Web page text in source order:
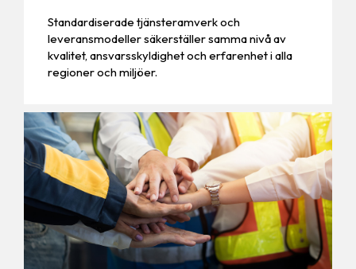
Standardiserade tjänsteramverk och
leveransmodeller säkerställer samma nivå av
kvalitet, ansvarsskyldighet och erfarenhet i alla
regioner och miljöer.